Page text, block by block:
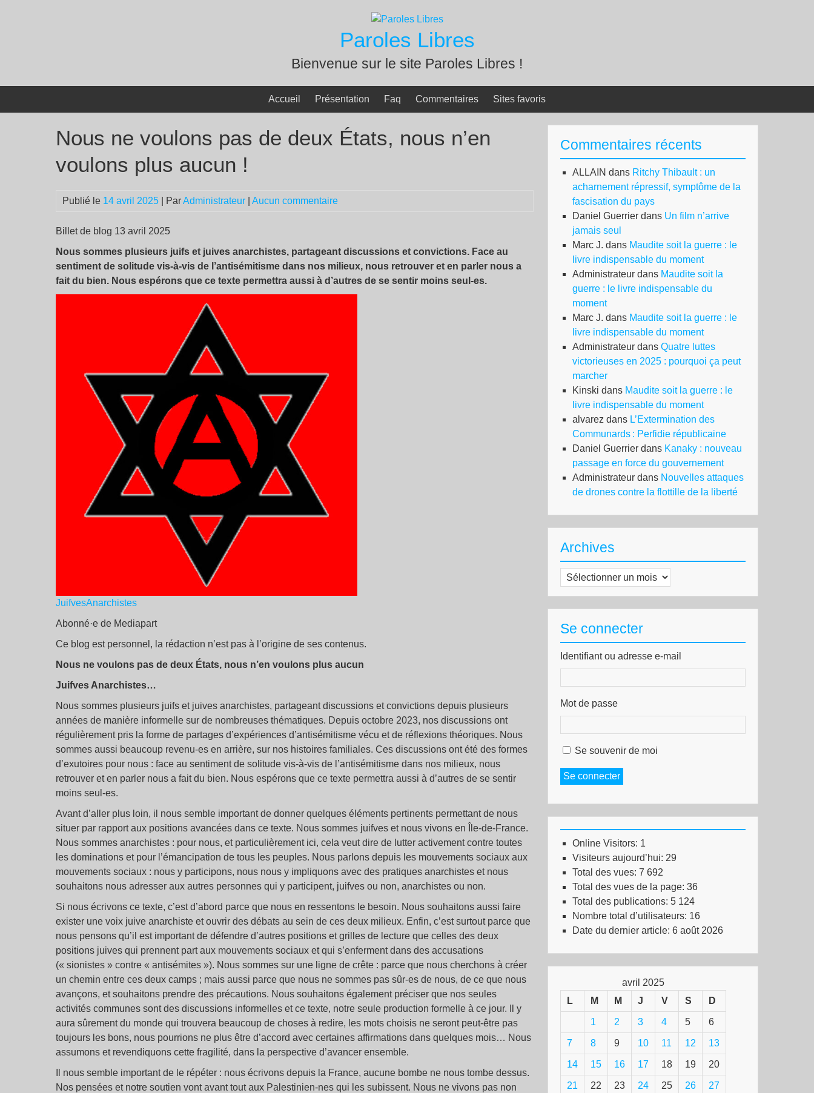
Paroles Libres
Bienvenue sur le site Paroles Libres !
Accueil Présentation Faq Commentaires Sites favoris
Nous ne voulons pas de deux États, nous n’en
voulons plus aucun !
Publié le 14 avril 2025 | ParAdministrateur Aucun commentaire
Billet de blog 13 avril 2025
Nous sommes plusieurs juifs et juives anarchistes, partageant discussions et convictions. Face au
sentiment de solitude vis-à-vis de l’antisémitisme dans nos milieux, nous retrouver et en parler nous a
fait du bien. Nous espérons que ce texte permettra aussi à d’autres de se sentir moins seul-es.
JuifvesAnarchistes
Abonné·e de Mediapart
Ce blog est personnel, la rédaction n’est pas à l’origine de ses contenus.
Nous ne voulons pas de deux États, nous n’en voulons plus aucun
Juifves Anarchistes…
Nous sommes plusieurs juifs et juives anarchistes, partageant discussions et convictions depuis plusieurs
années de manière informelle sur de nombreuses thématiques. Depuis octobre 2023, nos discussions ont
régulièrement pris la forme de partages d’expériences d’antisémitisme vécu et de réflexions théoriques. Nous
sommes aussi beaucoup revenu-es en arrière, sur nos histoires familiales. Ces discussions ont été des formes
d’exutoires pour nous : face au sentiment de solitude vis-à-vis de l’antisémitisme dans nos milieux, nous
retrouver et en parler nous a fait du bien. Nous espérons que ce texte permettra aussi à d’autres de se sentir
moins seul-es.
Avant d’aller plus loin, il nous semble important de donner quelques éléments pertinents permettant de nous
situer par rapport aux positions avancées dans ce texte. Nous sommes juifves et nous vivons en Île-de-France.
Nous sommes anarchistes : pour nous, et particulièrement ici, cela veut dire de lutter activement contre toutes
les dominations et pour l’émancipation de tous les peuples. Nous parlons depuis les mouvements sociaux aux
mouvements sociaux : nous y participons, nous nous y impliquons avec des pratiques anarchistes et nous
souhaitons nous adresser aux autres personnes qui y participent, juifves ou non, anarchistes ou non.
Si nous écrivons ce texte, c’est d’abord parce que nous en ressentons le besoin. Nous souhaitons aussi faire
exister une voix juive anarchiste et ouvrir des débats au sein de ces deux milieux. Enfin, c’est surtout parce que
nous pensons qu’il est important de défendre d’autres positions et grilles de lecture que celles des deux
positions juives qui prennent part aux mouvements sociaux et qui s’enferment dans des accusations
(« sionistes » contre « antisémites »). Nous sommes sur une ligne de crête : parce que nous cherchons à créer
un chemin entre ces deux camps ; mais aussi parce que nous ne sommes pas sûr-es de nous, de ce que nous
avançons, et souhaitons prendre des précautions. Nous souhaitons également préciser que nos seules
activités communes sont des discussions informelles et ce texte, notre seule production formelle à ce jour. Il y
aura sûrement du monde qui trouvera beaucoup de choses à redire, les mots choisis ne seront peut-être pas
toujours les bons, nous pourrions ne plus être d’accord avec certaines affirmations dans quelques mois… Nous
assumons et revendiquons cette fragilité, dans la perspective d’avancer ensemble.
Il nous semble important de le répéter : nous écrivons depuis la France, aucune bombe ne nous tombe dessus.
Nos pensées et notre soutien vont avant tout aux Palestinien-nes qui les subissent. Nous ne vivons pas non
Commentaires récents
ALLAIN dans Ritchy Thibault : un
acharnement répressif, symptôme de la
fascisation du pays
Daniel Guerrier dans Un film n’arrive
jamais seul
Marc J. dans Maudite soit la guerre : le
livre indispensable du moment
Administrateur dans Maudite soit la
guerre : le livre indispensable du
moment
Marc J. dans Maudite soit la guerre : le
livre indispensable du moment
Administrateur dans Quatre luttes
victorieuses en 2025 : pourquoi ça peut
marcher
Kinski dans Maudite soit la guerre : le
livre indispensable du moment
alvarez dans L’Extermination des
Communards : Perfidie républicaine
Daniel Guerrier dans Kanaky : nouveau
passage en force du gouvernement
Administrateur dans Nouvelles attaques
de drones contre la flottille de la liberté
Archives
Archives
Se connecter
Identifiant ou adresse e-mail
Mot de passe
Se souvenir de moi
Se connecter
Online Visitors: 1
Visiteurs aujourd’hui: 29
Total des vues: 7 692
Total des vues de la page: 36
Total des publications: 5 124
Nombre total d’utilisateurs: 16
Date du dernier article: 6 août 2026
avril 2025
L
M M J V S D
1 2 3 4 5 6
7 8 9 10 11 12 13
14 15 16 17 18 19 20
21 22 23 24 25 26 27